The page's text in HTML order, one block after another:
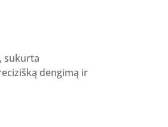
sukurta
dengimą ir